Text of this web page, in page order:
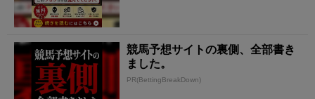
競馬予想サイトの裏側、全部書き
ました。
PR(BettingBreakDown)